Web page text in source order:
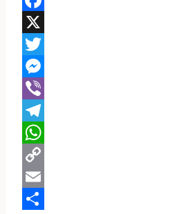
Facebook
X
Twitter
Messenger
Viber
Telegram
WhatsApp
Copy
Link
Email